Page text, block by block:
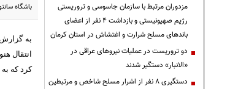
باشگاه
به گزارش
کرد که
مزدوران مرتبط با سازمان جاسوسی و تروریستی
رژیم صهیونیستی و بازداشت ۴ نفر از اعضای
باندهای مسلح شرارت و اغتشاش در استان کرمان
دو تروریست در عملیات نیروهای عراقی در
«الانبار» دستگیر شدند
دستگیری ۸ نفر از اشرار مسلح شاخص و مرتبطین